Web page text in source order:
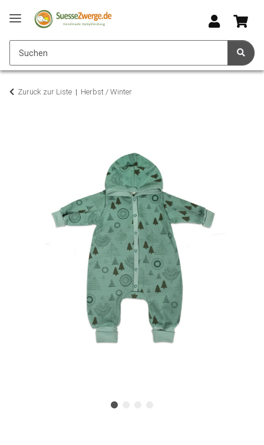
Zurück zur Liste Herbst / Winter